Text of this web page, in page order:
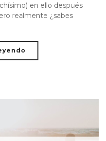
en ello después
realmente ¿sabes